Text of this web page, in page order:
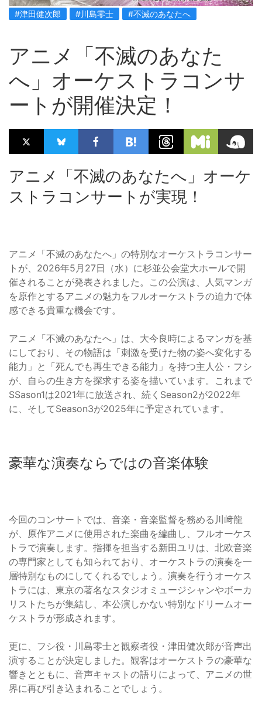
#津田健次郎 #川島零士 #不滅のあなたへ
アニメ「不滅のあなた
へ」オーケストラコンサ
ートが開催決定！
アニメ「不滅のあなたへ」オーケ
ストラコンサートが実現！
アニメ「不滅のあなたへ」の特別なオーケストラコンサー
トが、2026年5月27日（水）に杉並公会堂大ホールで開
催されることが発表されました。この公演は、人気マンガ
を原作とするアニメの魅力をフルオーケストラの迫力で体
感できる貴重な機会です。
アニメ「不滅のあなたへ」は、大今良時によるマンガを基
にしており、その物語は「刺激を受けた物の姿へ変化する
能力」と「死んでも再生できる能力」を持つ主人公・フシ
が、自らの生き方を探求する姿を描いています。これまで
SSason1は2021年に放送され、続くSeason2が2022年
に、そしてSeason3が2025年に予定されています。
豪華な演奏ならではの音楽体験
今回のコンサートでは、音楽・音楽監督を務める川﨑龍
が、原作アニメに使用された楽曲を編曲し、フルオーケス
トラで演奏します。指揮を担当する新田ユリは、北欧音楽
の専門家としても知られており、オーケストラの演奏を一
層特別なものにしてくれるでしょう。演奏を行うオーケス
トラには、東京の著名なスタジオミュージシャンやボーカ
リストたちが集結し、本公演しかない特別なドリームオー
ケストラが形成されます。
更に、フシ役・川島零士と観察者役・津田健次郎が音声出
演することが決定しました。観客はオーケストラの豪華な
響きとともに、音声キャストの語りによって、アニメの世
界に再び引き込まれることでしょう。